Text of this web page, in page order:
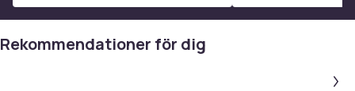
Rekommendationer för dig